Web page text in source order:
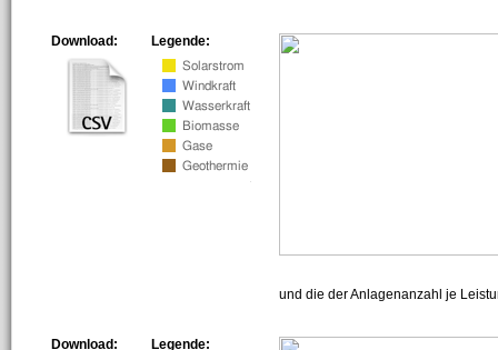
Legende:
Download:
und die der Anlagenanzahl je
Legende:
Download: